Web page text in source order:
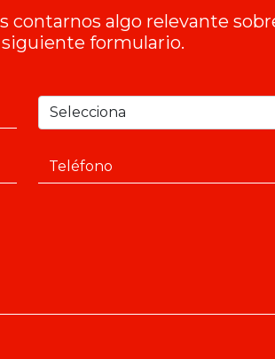
contarnos algo relevante
formulario.